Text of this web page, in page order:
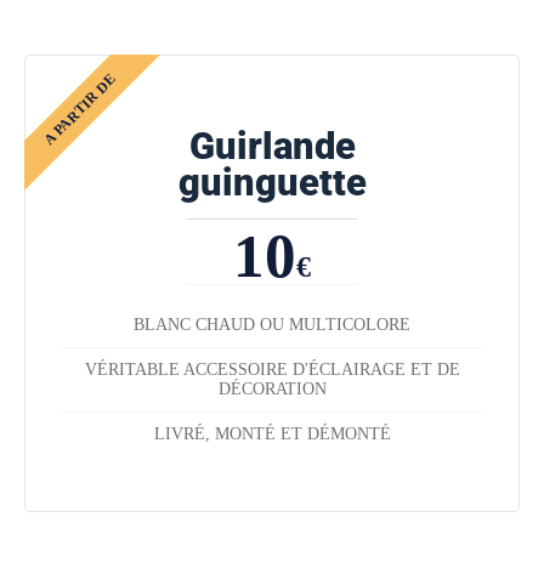
Guirlande
guinguette
10€
BLANC CHAUD OU MULTICOLORE
VÉRITABLE ACCESSOIRE D'ÉCLAIRAGE ET DE
DÉCORATION
LIVRÉ, MONTÉ ET DÉMONTÉ